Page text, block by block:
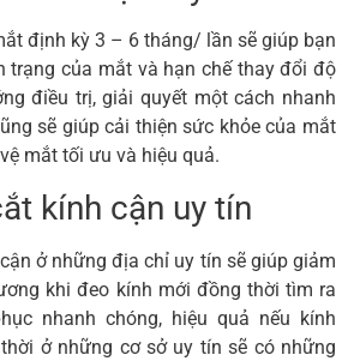
định kỳ 3 – 6 tháng/ lần sẽ giúp bạn
trạng của mắt và hạn chế thay đổi độ
điều trị, giải quyết một cách nhanh
sẽ giúp cải thiện sức khỏe của mắt
mắt tối ưu và hiệu quả.
kính cận uy tín
ở những địa chỉ uy tín sẽ giúp giảm
khi đeo kính mới đồng thời tìm ra
nhanh chóng, hiệu quả nếu kính
ở những cơ sở uy tín sẽ có những